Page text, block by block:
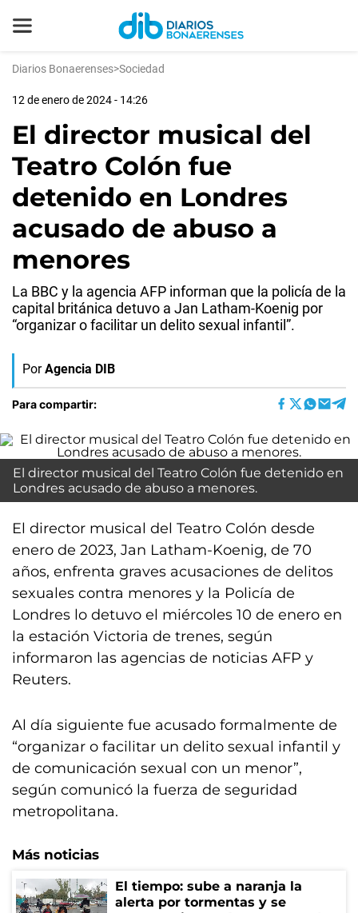
Diarios Bonaerenses>Sociedad
12 de enero de 2024 - 14:26
El director musical del
Teatro Colón fue
detenido en Londres
acusado de abuso a
menores
La BBC y la agencia AFP informan que la policía de la
capital británica detuvo a Jan Latham-Koenig por
“organizar o facilitar un delito sexual infantil”.
Por Agencia DIB
Para compartir:
El director musical del Teatro Colón fue detenido en
Londres acusado de abuso a menores.
El director musical del Teatro Colón desde
enero de 2023, Jan Latham-Koenig, de 70
años, enfrenta graves acusaciones de delitos
sexuales contra menores y la Policía de
Londres lo detuvo el miércoles 10 de enero en
la estación Victoria de trenes, según
informaron las agencias de noticias AFP y
Reuters.
Al día siguiente fue acusado formalmente de
“organizar o facilitar un delito sexual infantil y
de comunicación sexual con un menor”,
según comunicó la fuerza de seguridad
metropolitana.
Más noticias
El tiempo: sube a naranja la
alerta por tormentas y se